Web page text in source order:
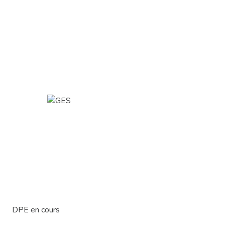
DPE en cours